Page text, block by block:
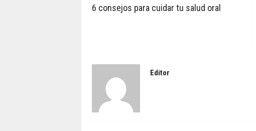
6 consejos para cuidar tu salud oral
Editor